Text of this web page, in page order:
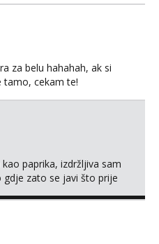
za belu hahahah, ak si
tamo, cekam te!
paprika, izdržljiva sam
gdje zato se javi što prije